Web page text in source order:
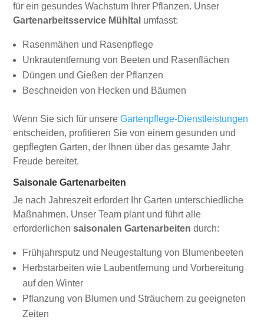
für ein gesundes Wachstum Ihrer Pflanzen. Unser
Gartenarbeitsservice Mühltal umfasst:
Rasenmähen und Rasenpflege
Unkrautentfernung von Beeten und Rasenflächen
Düngen und Gießen der Pflanzen
Beschneiden von Hecken und Bäumen
Wenn Sie sich für unsereGartenpflege-Dienstleistungen
entscheiden, profitieren Sie von einem gesunden und
gepflegten Garten, der Ihnen über das gesamte Jahr
Freude bereitet.
Saisonale Gartenarbeiten
Je nach Jahreszeit erfordert Ihr Garten unterschiedliche
Maßnahmen. Unser Team plant und führt alle
erforderlichensaisonalen Gartenarbeiten durch:
Frühjahrsputz und Neugestaltung von Blumenbeeten
Herbstarbeiten wie Laubentfernung und Vorbereitung
auf den Winter
Pflanzung von Blumen und Sträuchern zu geeigneten
Zeiten